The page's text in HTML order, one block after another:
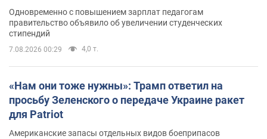
Одновременно с повышением зарплат педагогам
правительство объявило об увеличении студенческих
стипендий
7.08.2026 00:29 4,0 т.
«Нам они тоже нужны»: Трамп ответил на
просьбу Зеленского о передаче Украине ракет
для Patriot
Американские запасы отдельных видов боеприпасов